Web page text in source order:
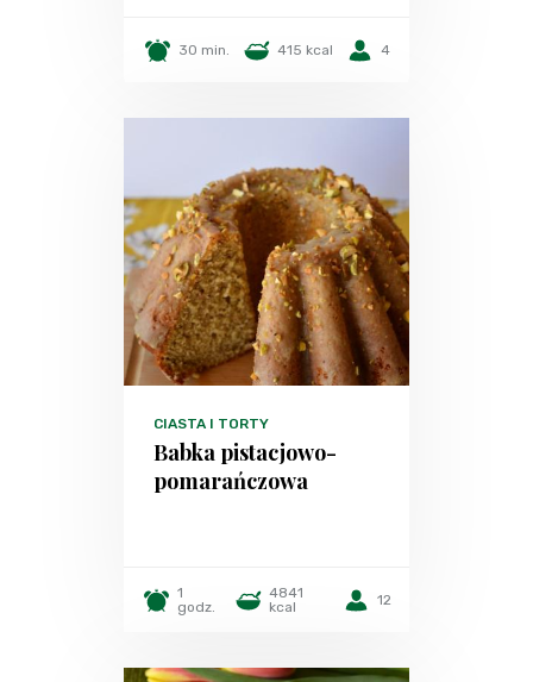
30 min. 415 kcal 4
CIASTA I TORTY
Babka pistacjowo-
pomarańczowa
1
godz.
4841
kcal
12